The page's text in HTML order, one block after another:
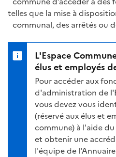
telles que la mise à
communal, des arrêtés ou
L'Espace
élus et employés
Pour accéder aux
d'administration de
vous devez vous
(réservé aux élus et
commune) à l'aide
et obtenir une
l'équipe de